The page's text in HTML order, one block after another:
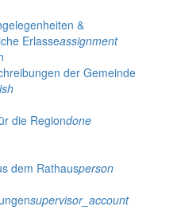
&
Erlasseassignment
der Gemeinde
die Regiondone
dem Rathausperson
supervisor_account